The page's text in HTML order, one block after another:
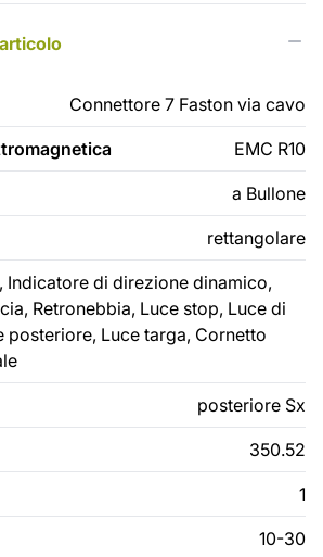
Connettore 7 Faston via cavo
EMC R10
a Bullone
rettangolare
Indicatore di direzione dinamico,
Retronebbia, Luce stop, Luce di
posteriore, Luce targa, Cornetto
posteriore Sx
350.52
1
10-30